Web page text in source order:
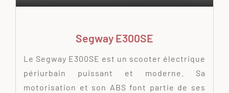
Segway E300SE
Le Segway E300SE est un scooter électrique
périurbain puissant et moderne. Sa
motorisation et son ABS font partie de ses